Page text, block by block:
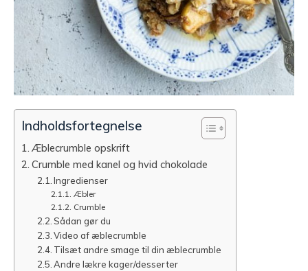
Indholdsfortegnelse
Æblecrumble opskrift
Crumble med kanel og hvid chokolade
Ingredienser
Æbler
Crumble
Sådan gør du
Video af æblecrumble
Tilsæt andre smage til din æblecrumble
Andre lækre kager/desserter